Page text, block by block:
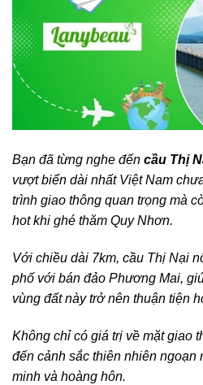
Bạn đã từng nghe đến cầu Thị
vượt biển dài nhất Việt Nam
trình giao thông quan trọng mà
hot khi ghé thăm Quy Nhơn.
Với chiều dài 7km, cầu Thị Nại
phố với bán đảo Phương Mai,
vùng đất này trở nên thuận tiện
Không chỉ có giá trị về mặt giao
đến cảnh sắc thiên nhiên ngoạn
minh và hoàng hôn.